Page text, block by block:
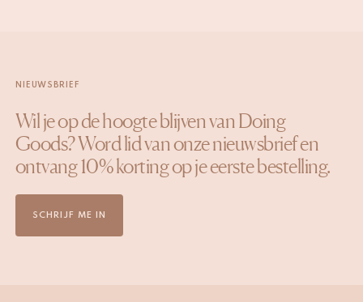
NIEUWSBRIEF
Wil je op de hoogte blijven van Doing
Goods? Word lid van onze nieuwsbrief en
ontvang 10% korting op je eerste bestelling.
SCHRIJF ME IN